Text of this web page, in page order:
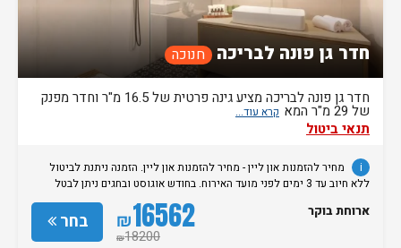
חדר גן פונה לבריכה חנוכה
חדר גן פונה לבריכה מציע גינה פרטית של 16.5 מ"ר וחדר מפנק
של 29 מ"ר המא
תנאי ביטול
i
מחיר להזמנות און ליין - מחיר להזמנות און ליין. הזמנה ניתנת לביטול
ללא חיוב עד 3 ימים לפני מועד האירוח. בחודש אוגוסט ובחגים ניתן לבטל
בחר ₪16562
₪18200
ארוחת בוקר